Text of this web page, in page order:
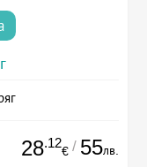
28.12
€ / 55лв.